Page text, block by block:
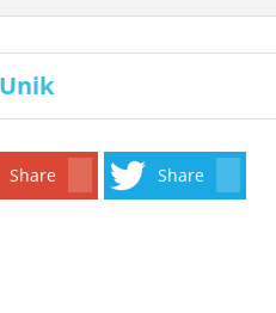
Bakso
Buka Puasa
Cake
Share Share